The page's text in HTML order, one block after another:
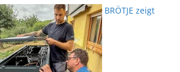
BRÖTJE zeigt